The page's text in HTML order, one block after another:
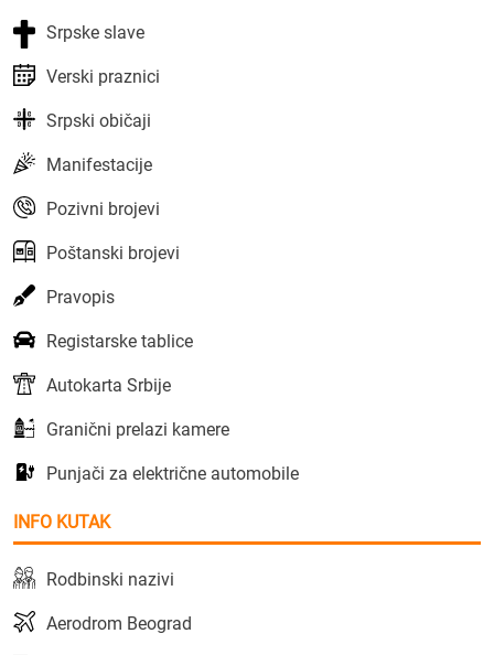
Srpske slave
Verski praznici
Srpski običaji
Manifestacije
Pozivni brojevi
Poštanski brojevi
Pravopis
Registarske tablice
Autokarta Srbije
Granični prelazi kamere
Punjači za električne automobile
INFO KUTAK
Rodbinski nazivi
Aerodrom Beograd